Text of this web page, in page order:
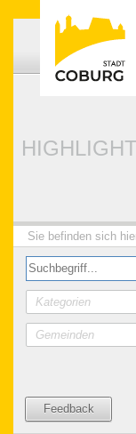
Sie befinden sich
Kategorien
Gemeinden
Feedback